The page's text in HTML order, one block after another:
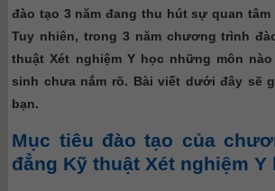
đào tạo 3 năm đang thu hút sự quan
Tuy nhiên, trong 3 năm chương trình
thuật Xét nghiệm Y học những môn
sinh chưa nắm rõ. Bài viết dưới đây sẽ
bạn.
Mục tiêu đào tạo của
đẳng Kỹ thuật Xét nghiệm Y